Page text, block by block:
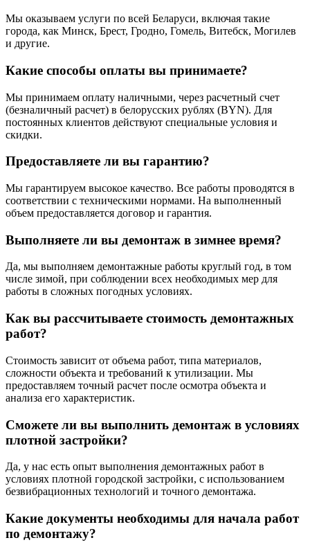
Мы оказываем услуги по всей Беларуси, включая такие
города, как Минск, Брест, Гродно, Гомель, Витебск, Могилев
и другие.
Какие способы оплаты вы принимаете?
Мы принимаем оплату наличными, через расчетный счет
(безналичный расчет) в белорусских рублях (BYN). Для
постоянных клиентов действуют специальные условия и
скидки.
Предоставляете ли вы гарантию?
Мы гарантируем высокое качество. Все работы проводятся в
соответствии с техническими нормами. На выполненный
объем предоставляется договор и гарантия.
Выполняете ли вы демонтаж в зимнее время?
Да, мы выполняем демонтажные работы круглый год, в том
числе зимой, при соблюдении всех необходимых мер для
работы в сложных погодных условиях.
Как вы рассчитываете стоимость демонтажных
работ?
Стоимость зависит от объема работ, типа материалов,
сложности объекта и требований к утилизации. Мы
предоставляем точный расчет после осмотра объекта и
анализа его характеристик.
Сможете ли вы выполнить демонтаж в условиях
плотной застройки?
Да, у нас есть опыт выполнения демонтажных работ в
условиях плотной городской застройки, с использованием
безвибрационных технологий и точного демонтажа.
Какие документы необходимы для начала работ
по демонтажу?